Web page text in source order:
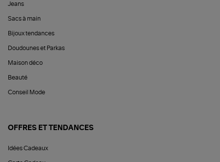
Jeans
Sacs à main
Bijoux tendances
Doudounes et Parkas
Maison déco
Beauté
Conseil Mode
OFFRES ET TENDANCES
Idées Cadeaux